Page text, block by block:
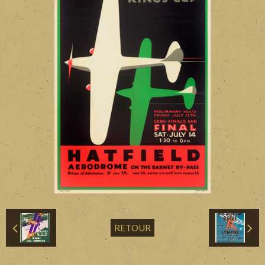
Divers
Liens
Contact
RETOUR